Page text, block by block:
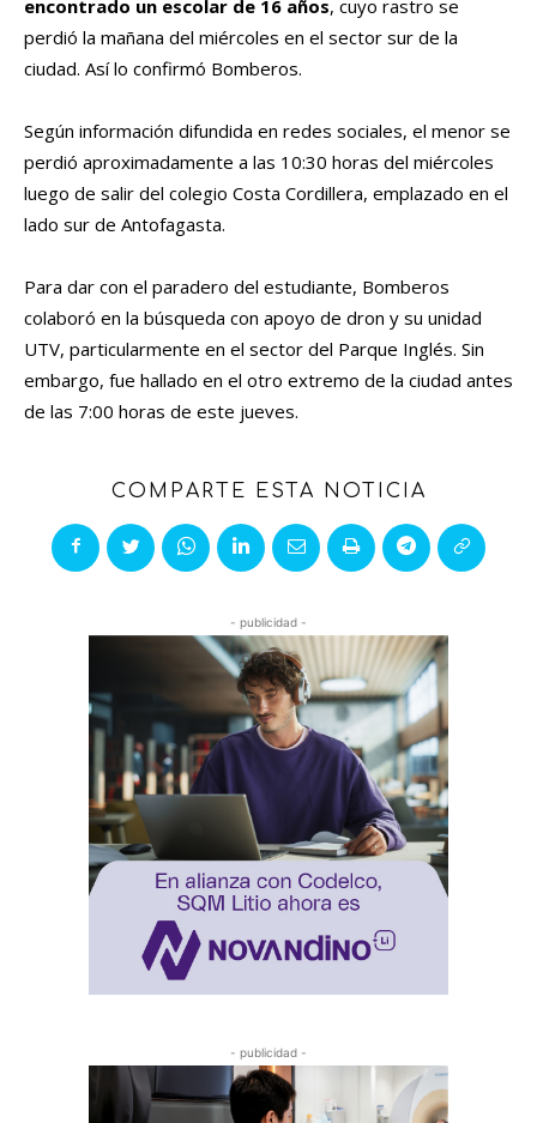
encontrado un escolar de 16 años, cuyo rastro se
perdió la mañana del miércoles en el sector sur de la
ciudad. Así lo confirmó Bomberos.
Según información difundida en redes sociales, el menor se
perdió aproximadamente a las 10:30 horas del miércoles
luego de salir del colegio Costa Cordillera, emplazado en el
lado sur de Antofagasta.
Para dar con el paradero del estudiante, Bomberos
colaboró en la búsqueda con apoyo de dron y su unidad
UTV, particularmente en el sector del Parque Inglés. Sin
embargo, fue hallado en el otro extremo de la ciudad antes
de las 7:00 horas de este jueves.
COMPARTE ESTA NOTICIA
- publicidad -
- publicidad -